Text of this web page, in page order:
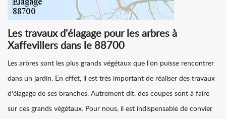
Les travaux d'élagage pour les arbres à
Xaffevillers dans le 88700
Les arbres sont les plus grands végétaux que l'on puisse rencontrer
dans un jardin. En effet, il est très important de réaliser des travaux
d'élagage de ses branches. Autrement dit, des coupes sont à faire
sur ces grands végétaux. Pour nous, il est indispensable de convier